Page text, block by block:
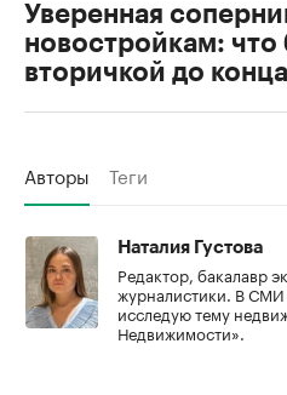
Уверенная
новостройкам: что
вторичкой до
Авторы Теги
Наталия Густова
Редактор, бакалавр
журналистики. В СМИ
исследую тему
Недвижимости».